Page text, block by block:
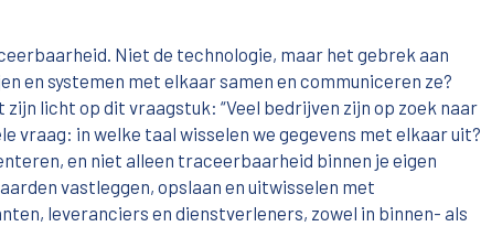
Niet de technologie, maar het gebrek aan
en systemen met elkaar samen en communiceren ze?
licht op dit vraagstuk: “Veel bedrijven zijn op zoek naar
vraag: in welke taal wisselen we gegevens met elkaar uit?
en niet alleen traceerbaarheid binnen je eigen
vastleggen, opslaan en uitwisselen met
leveranciers en dienstverleners, zowel in binnen- als